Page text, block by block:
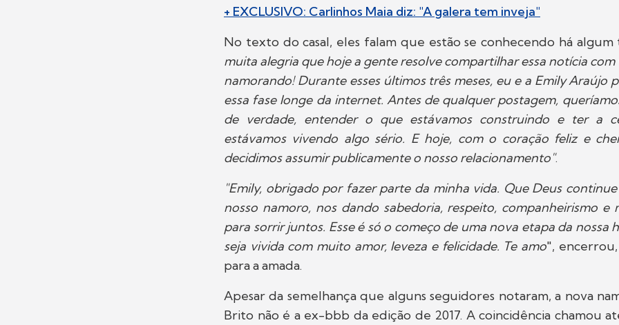
+ EXCLUSIVO: Carlinhos Maia diz: "A galera tem inveja"
No texto do casal, eles falam que estão se conhecendo há algum
muita alegria que hoje a gente resolve compartilhar essa notícia com
namorando! Durante esses últimos três meses, eu e a Emily Araújo
essa fase longe da internet. Antes de qualquer postagem,
de verdade, entender o que estávamos construindo e ter a
estávamos vivendo algo sério. E hoje, com o coração feliz e
decidimos assumir publicamente o nosso relacionamento".
"Emily, obrigado por fazer parte da minha vida. Que Deus
nosso namoro, nos dando sabedoria, respeito, companheirismo e
para sorrir juntos. Esse é só o começo de uma nova etapa da nossa
seja vivida com muito amor, leveza e felicidade. Te amo",
para a amada.
Apesar da semelhança que alguns seguidores notaram, a nova
Brito não é a ex-bbb da edição de 2017. A coincidência chamou